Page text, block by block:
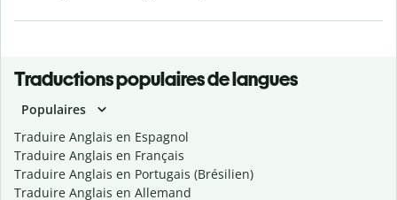
Traductions populaires de langues
Populaires
Traduire Anglais en Espagnol
Traduire Anglais en Français
Traduire Anglais en Portugais (Brésilien)
Traduire Anglais en Allemand